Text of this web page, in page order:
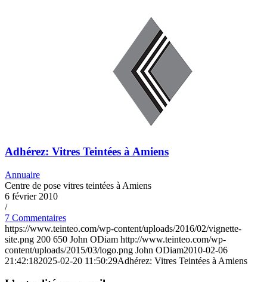
Adhérez: Vitres Teintées à Amiens
Annuaire
Centre de pose vitres teintées à Amiens
6 février 2010
/
7 Commentaires
https://www.teinteo.com/wp-content/uploads/2016/02/vignette-
site.png 200 650 John ODiam http://www.teinteo.com/wp-
content/uploads/2015/03/logo.png John ODiam2010-02-06
21:42:182025-02-20 11:50:29Adhérez: Vitres Teintées à Amiens